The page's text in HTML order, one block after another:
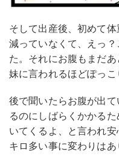
そして出産後、初めて
減っていなくて、えっ
た。それにお腹もまだ
妹に言われるほどぽっこ
後で聞いたらお腹が出
るのにしばらくかかる
いてくるよ、と言われ
キロ多い事に変わりはあ